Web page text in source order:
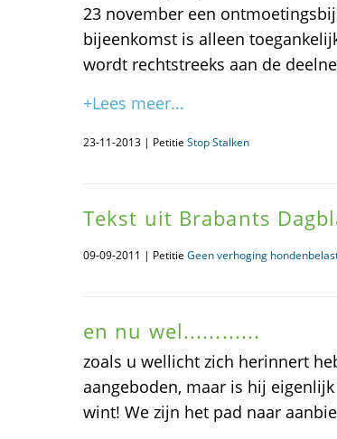
23 november een
bijeenkomst is alleen
wordt rechtstreeks aan de
+Lees meer...
23-11-2013 | Petitie Stop Stalken
Tekst uit Brabants
09-09-2011 | Petitie Geen verhoging
en nu wel............
zoals u wellicht zich herinnert
aangeboden, maar is hij
wint! We zijn het pad naar